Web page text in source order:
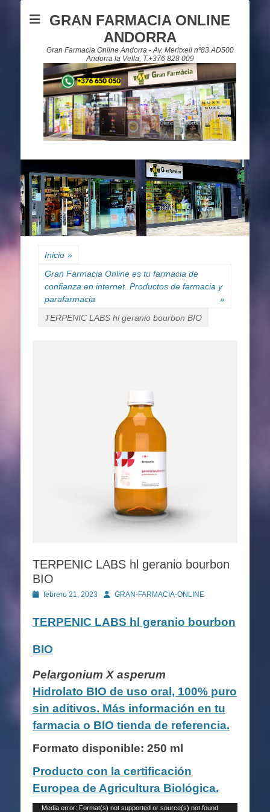
GRAN FARMACIA ONLINE
ANDORRA
Gran Farmacia Online Andorra - Av. Meritxell nº83 AD500
Andorra la Vella, T.+376 828 009
Inicio »
Gran Farmacia Online es tu farmacia de
confianza en internet. Productos de farmacia y
parafarmacia
»
TERPENIC LABS hl geranio bourbon BIO
TERPENIC LABS hl geranio bourbon
BIO
Publicado
febrero 21, 2023 AutorGRAN-FARMACIA-ONLINE
TERPENIC LABS hl geranio bourbon
BIO
Pelargonium X asperum
Hidrolato BIO de uso oral, 100% puro
sin aditivos. Más información en tu
farmacia o BIO tienda de referencia.
Formato disponible: 250 ml
Producto con la certificación
Europea de Agricultura Biológica.
Reproductor
Media error: Format(s) not supported or source(s) not found